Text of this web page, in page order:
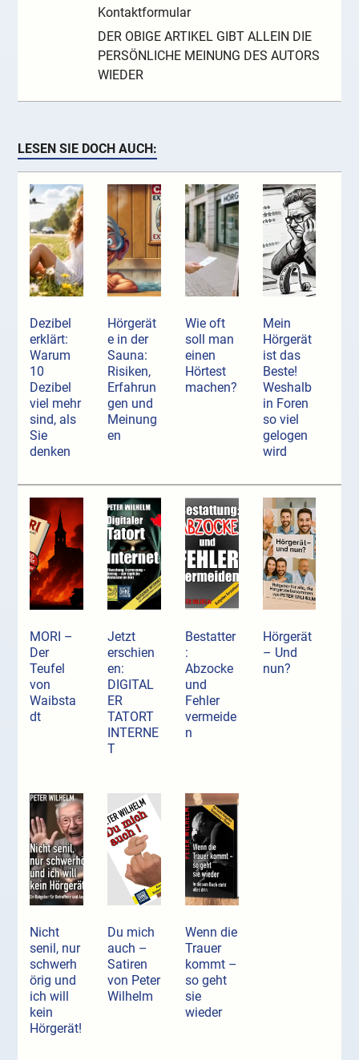
Kontaktformular
DER OBIGE ARTIKEL GIBT ALLEIN DIE
PERSÖNLICHE MEINUNG DES AUTORS
WIEDER
LESEN SIE DOCH AUCH:
Dezibel
erklärt:
Warum
10
Dezibel
viel mehr
sind, als
Sie
denken
Hörgerät
e in der
Sauna:
Risiken,
Erfahrun
gen und
Meinung
en
Wie oft
soll man
einen
Hörtest
machen?
Mein
Hörgerät
ist das
Beste!
Weshalb
in Foren
so viel
gelogen
wird
MORI –
Der
Teufel
von
Waibsta
dt
Jetzt
erschien
en:
DIGITAL
ER
TATORT
INTERNE
T
Bestatter
:
Abzocke
und
Fehler
vermeide
n
Hörgerät
– Und
nun?
Nicht
senil, nur
schwerh
örig und
ich will
kein
Hörgerät!
Du mich
auch –
Satiren
von Peter
Wilhelm
Wenn die
Trauer
kommt –
so geht
sie
wieder